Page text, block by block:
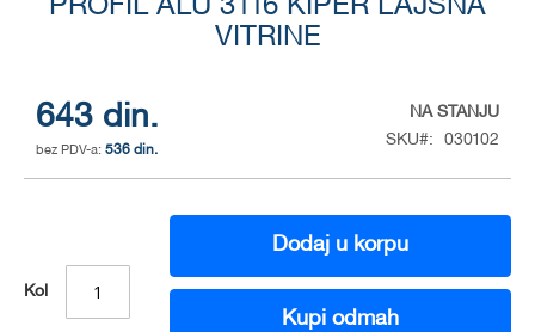
PROFIL ALU 3116 KIPER LAJSNA
VITRINE
643 din.
536 din.
NA STANJU
SKU
030102
Kol
Dodaj u korpu
Kupi odmah
the
images
gallery